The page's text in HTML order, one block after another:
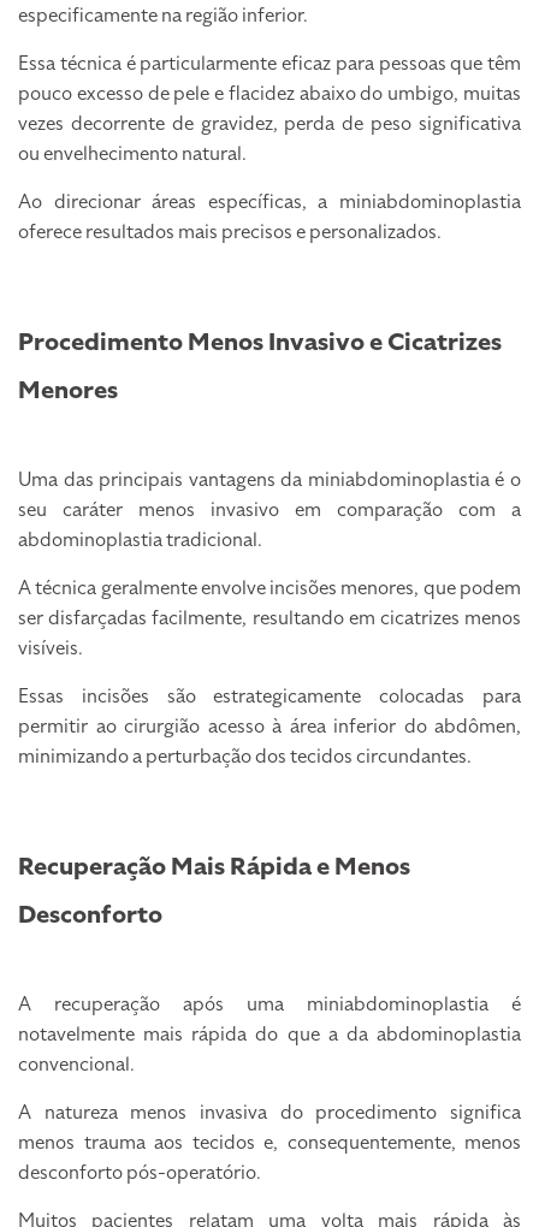
especificamente na região inferior.
Essa técnica é particularmente eficaz para pessoas que têm
pouco excesso de pele e flacidez abaixo do umbigo, muitas
vezes decorrente de gravidez, perda de peso significativa
ou envelhecimento natural.
Ao direcionar áreas específicas, a miniabdominoplastia
oferece resultados mais precisos e personalizados.
Procedimento Menos Invasivo e Cicatrizes
Menores
Uma das principais vantagens da miniabdominoplastia é o
seu caráter menos invasivo em comparação com a
abdominoplastia tradicional.
A técnica geralmente envolve incisões menores, que podem
ser disfarçadas facilmente, resultando em cicatrizes menos
visíveis.
Essas incisões são estrategicamente colocadas para
permitir ao cirurgião acesso à área inferior do abdômen,
minimizando a perturbação dos tecidos circundantes.
Recuperação Mais Rápida e Menos
Desconforto
A recuperação após uma miniabdominoplastia é
notavelmente mais rápida do que a da abdominoplastia
convencional.
A natureza menos invasiva do procedimento significa
menos trauma aos tecidos e, consequentemente, menos
desconforto pós-operatório.
Muitos pacientes relatam uma volta mais rápida às